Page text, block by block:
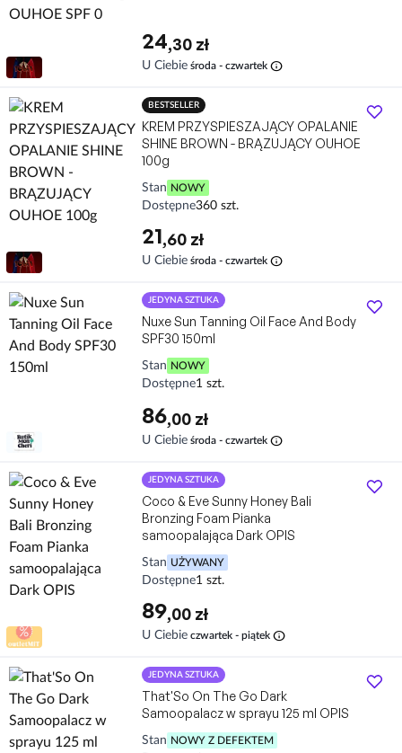
24,30 zł
U Ciebie środa - czwartek info
BESTSELLER
KREM PRZYSPIESZAJĄCY OPALANIE
SHINE BROWN - BRĄZUJĄCY OUHOE
100g
Stan NOWY
Dostępne360 szt.
21,60 zł
U Ciebie środa - czwartek info
JEDYNA SZTUKA
Nuxe Sun Tanning Oil Face And Body
SPF30 150ml
Stan NOWY
Dostępne1 szt.
86,00 zł
U Ciebie środa - czwartek info
JEDYNA SZTUKA
Coco & Eve Sunny Honey Bali
Bronzing Foam Pianka
samoopalająca Dark OPIS
Stan UŻYWANY
Dostępne1 szt.
89,00 zł
U Ciebie czwartek - piątek info
JEDYNA SZTUKA
That'So On The Go Dark
Samoopalacz w sprayu 125 ml OPIS
Stan NOWY Z DEFEKTEM